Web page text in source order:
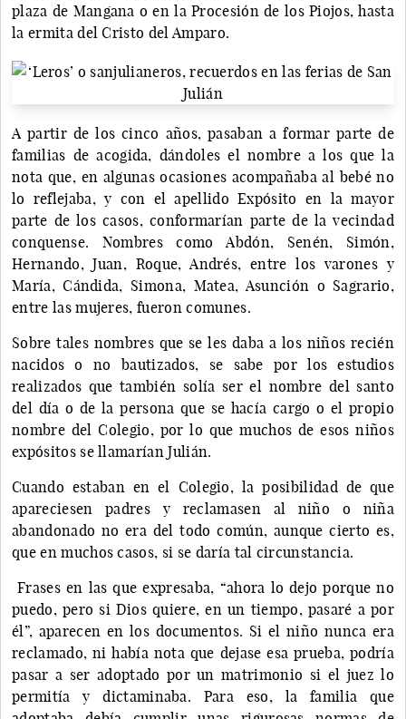
plaza de Mangana o en la Procesión de los Piojos, hasta
la ermita del Cristo del Amparo.
A partir de los cinco años, pasaban a formar parte de
familias de acogida, dándoles el nombre a los que la
nota que, en algunas ocasiones acompañaba al bebé no
lo reflejaba, y con el apellido Expósito en la mayor
parte de los casos, conformarían parte de la vecindad
conquense. Nombres como Abdón, Senén, Simón,
Hernando, Juan, Roque, Andrés, entre los varones y
María, Cándida, Simona, Matea, Asunción o Sagrario,
entre las mujeres, fueron comunes.
Sobre tales nombres que se les daba a los niños recién
nacidos o no bautizados, se sabe por los estudios
realizados que también solía ser el nombre del santo
del día o de la persona que se hacía cargo o el propio
nombre del Colegio, por lo que muchos de esos niños
expósitos se llamarían Julián.
Cuando estaban en el Colegio, la posibilidad de que
apareciesen padres y reclamasen al niño o niña
abandonado no era del todo común, aunque cierto es,
que en muchos casos, si se daría tal circunstancia.
Frases en las que expresaba, “ahora lo dejo porque no
puedo, pero si Dios quiere, en un tiempo, pasaré a por
él”, aparecen en los documentos. Si el niño nunca era
reclamado, ni había nota que dejase esa prueba, podría
pasar a ser adoptado por un matrimonio si el juez lo
permitía y dictaminaba. Para eso, la familia que